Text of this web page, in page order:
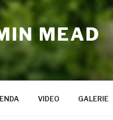
MEAD
VIDEO GALERIE